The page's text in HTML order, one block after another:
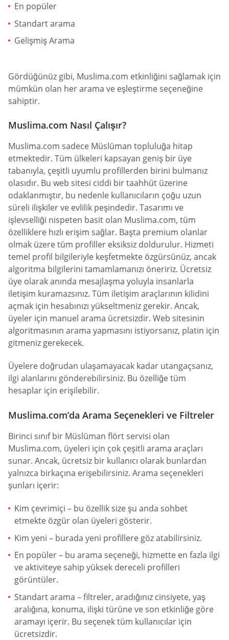
En popüler
Standart arama
Gelişmiş Arama
Gördüğünüz gibi, Muslima.com etkinliğini sağlamak için
mümkün olan her arama ve eşleştirme seçeneğine
sahiptir.
Muslima.com Nasıl Çalışır?
Muslima.com sadece Müslüman topluluğa hitap
etmektedir. Tüm ülkeleri kapsayan geniş bir üye
tabanıyla, çeşitli uyumlu profillerden birini bulmanız
olasıdır. Bu web sitesi ciddi bir taahhüt üzerine
odaklanmıştır, bu nedenle kullanıcıların çoğu uzun
süreli ilişkiler ve evlilik peşindedir. Tasarımı ve
işlevselliği nispeten basit olan Muslima.com, tüm
özelliklere hızlı erişim sağlar. Başta premium olanlar
olmak üzere tüm profiller eksiksiz doldurulur. Hizmeti
temel profil bilgileriyle keşfetmekte özgürsünüz, ancak
algoritma bilgilerini tamamlamanızı öneririz. Ücretsiz
üye olarak anında mesajlaşma yoluyla insanlarla
iletişim kuramazsınız. Tüm iletişim araçlarının kilidini
açmak için hesabınızı yükseltmeniz gerekir. Ancak,
üyeler için manuel arama ücretsizdir. Web sitesinin
algoritmasının arama yapmasını istiyorsanız, platin için
gitmeniz gerekecek.
Üyelere doğrudan ulaşamayacak kadar utangaçsanız,
ilgi alanlarını gönderebilirsiniz. Bu özelliğe tüm
hesaplar için erişilebilir.
Muslima.com’da Arama Seçenekleri ve Filtreler
Birinci sınıf bir Müslüman flört servisi olan
Muslima.com, üyeleri için çok çeşitli arama araçları
sunar. Ancak, ücretsiz bir kullanıcı olarak bunlardan
yalnızca birkaçına erişebilirsiniz. Arama seçenekleri
şunları içerir:
Kim çevrimiçi – bu özellik size şu anda sohbet
etmekte özgür olan üyeleri gösterir.
Kim yeni – burada yeni profillere göz atabilirsiniz.
En popüler – bu arama seçeneği, hizmette en fazla ilgi
ve aktiviteye sahip yüksek dereceli profilleri
görüntüler.
Standart arama – filtreler, aradığınız cinsiyete, yaş
aralığına, konuma, ilişki türüne ve son etkinliğe göre
aramayı içerir. Bu seçenek tüm kullanıcılar için
ücretsizdir.